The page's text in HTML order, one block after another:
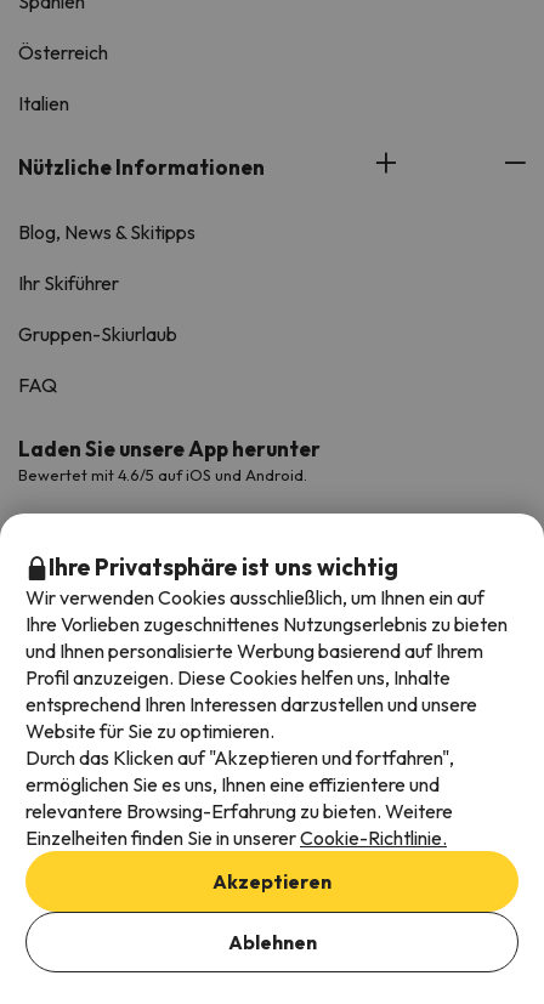
Österreich
Italien
Nützliche Informationen
Blog, News & Skitipps
Ihr Skiführer
Gruppen-Skiurlaub
FAQ
Laden Sie unsere App herunter
Bewertet mit 4.6/5 auf iOS und Android.
Verfügbare Zahlungsarten
Impressum und AGBs
Datenschutz
Cookies Richtlinien
Ihre Privatsphäre ist uns wichtig
Wir verwenden Cookies ausschließlich, um Ihnen ein auf
Ihre Vorlieben zugeschnittenes Nutzungserlebnis zu bieten
und Ihnen personalisierte Werbung basierend auf Ihrem
Profil anzuzeigen. Diese Cookies helfen uns, Inhalte
entsprechend Ihren Interessen darzustellen und unsere
Website für Sie zu optimieren.
Durch das Klicken auf "Akzeptieren und fortfahren",
ermöglichen Sie es uns, Ihnen eine effizientere und
relevantere Browsing-Erfahrung zu bieten. Weitere
Einzelheiten finden Sie in unsererCookie-Richtlinie.
Akzeptieren
Ablehnen